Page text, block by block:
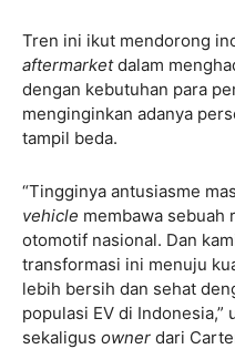
Tren ini ikut mendorong
aftermarketdalam
dengan kebutuhan para
menginginkan adanya
tampil beda.
“Tingginya antusiasme
vehicle membawa
otomotif nasional. Dan
transformasi ini menuju
lebih bersih dan sehat
populasi EV di Indonesia,”
sekaligus owner dari